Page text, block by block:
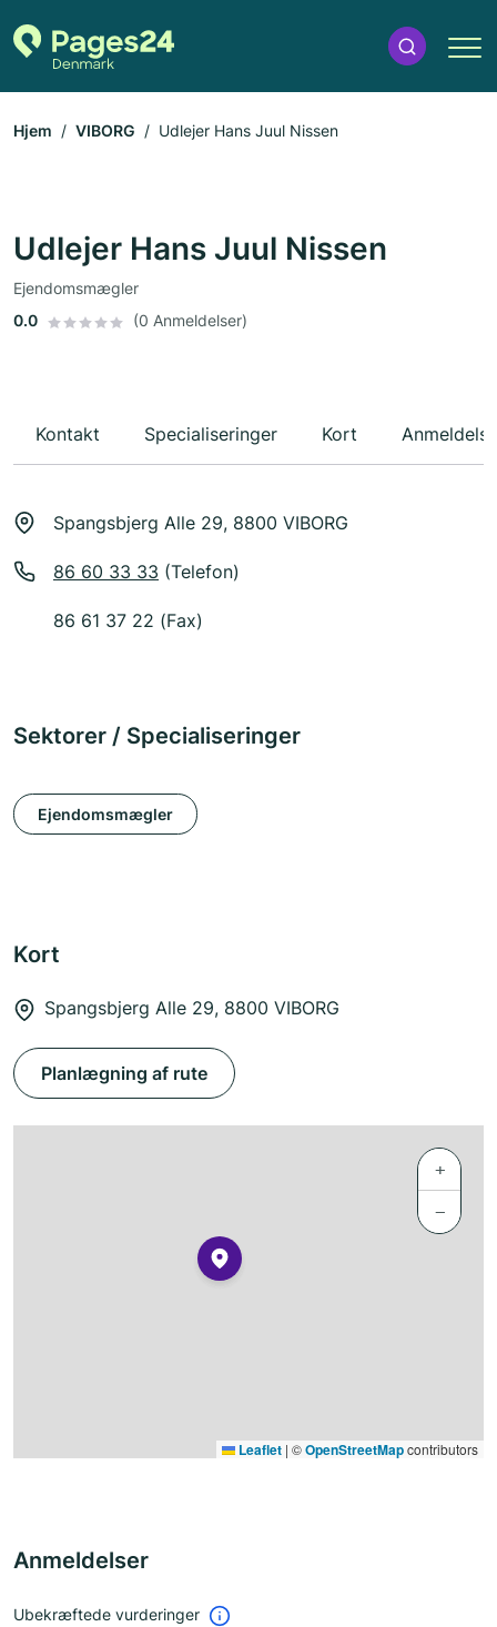
Hjem VIBORG Udlejer Hans Juul Nissen
Udlejer Hans Juul Nissen
Ejendomsmægler
0.0
(0 Anmeldelser)
Kontakt Specialiseringer Kort
Spangsbjerg Alle 29, 8800 VIBORG
86 60 33 33 (Telefon)
86 61 37 22 (Fax)
Sektorer / Specialiseringer
Ejendomsmægler
Kort
Spangsbjerg Alle 29, 8800 VIBORG
Planlægning af rute
+
−
Leaflet | ©OpenStreetMapcontributors
Anmeldelser
Ubekræftede vurderinger